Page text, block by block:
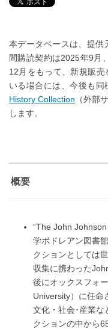
本データベースは、提供
間購読契約は2025年9月
12月をもって、新規販
いる場合には、今後も
History Collection （外部
します。
概要
“The John
学ボドレアン図書
クションとしては
収集に携わった
後にオックスフォ
University）に任命
文化・社会･産業な
クションの中から